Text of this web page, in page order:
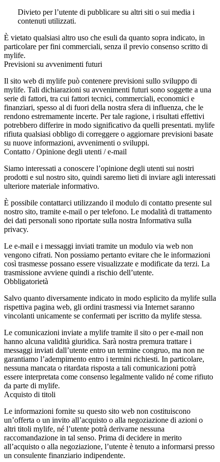
Divieto per l’utente di pubblicare su altri siti o sui media i
contenuti utilizzati.
È vietato qualsiasi altro uso che esuli da quanto sopra indicato, in
particolare per fini commerciali, senza il previo consenso scritto di
mylife.
Previsioni su avvenimenti futuri
Il sito web di mylife può contenere previsioni sullo sviluppo di
mylife. Tali dichiarazioni su avvenimenti futuri sono soggette a una
serie di fattori, tra cui fattori tecnici, commerciali, economici e
finanziari, spesso al di fuori della nostra sfera di influenza, che le
rendono estremamente incerte. Per tale ragione, i risultati effettivi
potrebbero differire in modo significativo da quelli presentati. mylife
rifiuta qualsiasi obbligo di correggere o aggiornare previsioni basate
su nuove informazioni, avvenimenti o sviluppi.
Contatto / Opinione degli utenti / e-mail
Siamo interessati a conoscere l’opinione degli utenti sui nostri
prodotti e sul nostro sito, quindi saremo lieti di inviare agli interessati
ulteriore materiale informativo.
È possibile contattarci utilizzando il modulo di contatto presente sul
nostro sito, tramite e-mail o per telefono. Le modalità di trattamento
dei dati personali sono riportate sulla nostra Informativa sulla
privacy.
Le e-mail e i messaggi inviati tramite un modulo via web non
vengono cifrati. Non possiamo pertanto evitare che le informazioni
così trasmesse possano essere visualizzate e modificate da terzi. La
trasmissione avviene quindi a rischio dell’utente.
Obbligatorietà
Salvo quanto diversamente indicato in modo esplicito da mylife sulla
rispettiva pagina web, gli ordini trasmessi via Internet saranno
vincolanti unicamente se confermati per iscritto da mylife stessa.
Le comunicazioni inviate a mylife tramite il sito o per e-mail non
hanno alcuna validità giuridica. Sarà nostra premura trattare i
messaggi inviati dall’utente entro un termine congruo, ma non ne
garantiamo l’adempimento entro i termini richiesti. In particolare,
nessuna mancata o ritardata risposta a tali comunicazioni potrà
essere interpretata come consenso legalmente valido né come rifiuto
da parte di mylife.
Acquisto di titoli
Le informazioni fornite su questo sito web non costituiscono
un’offerta o un invito all’acquisto o alla negoziazione di azioni o
altri titoli mylife, né l’utente potrà derivarne nessuna
raccomandazione in tal senso. Prima di decidere in merito
all’acquisto o alla negoziazione, l’utente è tenuto a informarsi presso
un consulente finanziario indipendente.